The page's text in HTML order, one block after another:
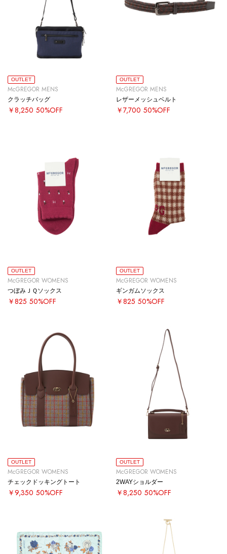
OUTLET
McGREGOR MENS
クラッチバッグ
￥8,250 50%OFF
OUTLET
McGREGOR MENS
レザーメッシュベルト
￥7,700 50%OFF
OUTLET
McGREGOR WOMENS
つぼみＪＱソックス
￥825 50%OFF
OUTLET
McGREGOR WOMENS
ギンガムソックス
￥825 50%OFF
OUTLET
McGREGOR WOMENS
チェックドッキングトート
￥9,350 50%OFF
OUTLET
McGREGOR WOMENS
2WAYショルダー
￥8,250 50%OFF